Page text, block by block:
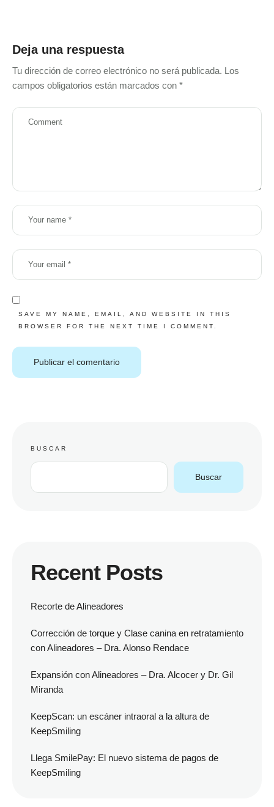
Deja una respuesta
Tu dirección de correo electrónico no será publicada. Los
campos obligatorios están marcados con *
SAVE MY NAME, EMAIL, AND WEBSITE IN THIS
BROWSER FOR THE NEXT TIME I COMMENT.
BUSCAR
Buscar
Recent Posts
Recorte de Alineadores
Corrección de torque y Clase canina en retratamiento
con Alineadores – Dra. Alonso Rendace
Expansión con Alineadores – Dra. Alcocer y Dr. Gil
Miranda
KeepScan: un escáner intraoral a la altura de
KeepSmiling
Llega SmilePay: El nuevo sistema de pagos de
KeepSmiling